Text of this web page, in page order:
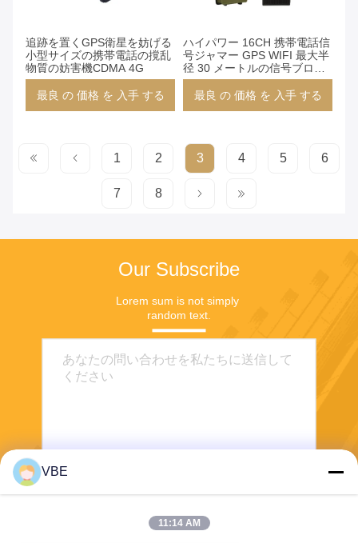
追跡を置くGPS衛星を妨げる
小型サイズの携帯電話の撹乱
物質の妨害機CDMA 4G
最良 の 価格 を 入手 する
ハイパワー 16CH 携帯電話信
号ジャマー GPS WIFI 最大半
径 30 メートルの信号ブロッ
カー
最良 の 価格 を 入手 する
1 2 3 4 5 6
7 8
Our Subscribe
Lorem sum is not simply
random text.
送信する
VBE
11:14 AM